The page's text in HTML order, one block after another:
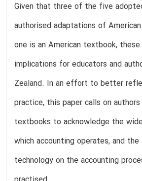
Given that three of the five
authorised adaptations of
one is an American textbook,
implications for educators and
Zealand. In an effort to better
practice, this paper calls on
textbooks to acknowledge the
which accounting operates, and
technology on the accounting